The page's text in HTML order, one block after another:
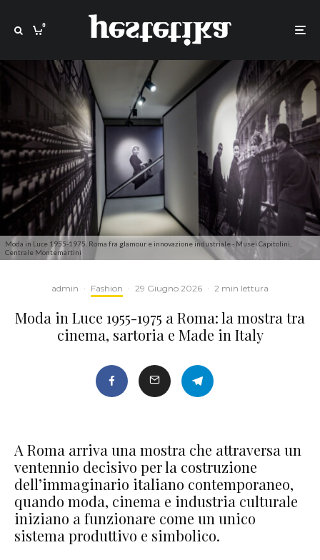
0
Moda in Luce 1955-1975. Roma fra glamour e innovazione industriale - Musei Capitolini,
Centrale Montemartini
admin · Fashion · 29 Giugno 2026 · 2 min lettura
Moda in Luce 1955-1975 a Roma: la mostra tra
cinema, sartoria e Made in Italy
A Roma arriva una mostra che attraversa un
ventennio decisivo per la costruzione
dell’immaginario italiano contemporaneo,
quando moda, cinema e industria culturale
iniziano a funzionare come un unico
sistema produttivo e simbolico.